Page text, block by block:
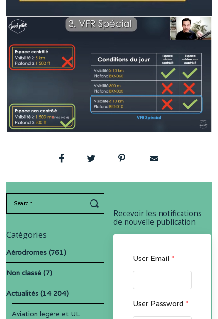
Recevoir les notifications
de nouvelle publication
User Email *
User Password *
Catégories
Aérodromes (761)
Non classé (7)
Actualités (14 204)
Aviation légère et UL